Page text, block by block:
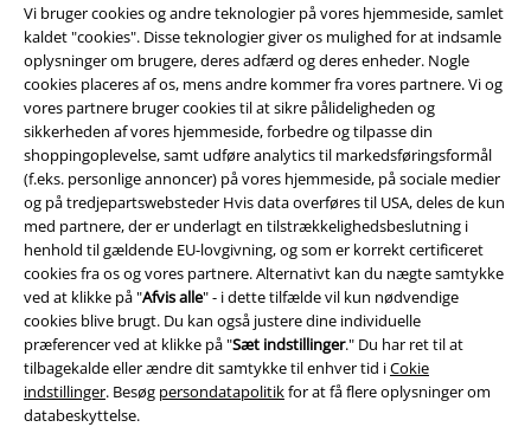
Vi bruger cookies og andre teknologier på vores hjemmeside, samlet
kaldet "cookies". Disse teknologier giver os mulighed for at indsamle
oplysninger om brugere, deres adfærd og deres enheder. Nogle
cookies placeres af os, mens andre kommer fra vores partnere. Vi og
vores partnere bruger cookies til at sikre pålideligheden og
sikkerheden af ​​vores hjemmeside, forbedre og tilpasse din
shoppingoplevelse, samt udføre analytics til markedsføringsformål
(f.eks. personlige annoncer) på vores hjemmeside, på sociale medier
og på tredjepartswebsteder Hvis data overføres til USA, deles de kun
med partnere, der er underlagt en tilstrækkelighedsbeslutning i
henhold til gældende EU-lovgivning, og som er korrekt certificeret
cookies fra os og vores partnere. Alternativt kan du nægte samtykke
ved at klikke på "Afvis alle" - i dette tilfælde vil kun nødvendige
cookies blive brugt. Du kan også justere dine individuelle
præferencer ved at klikke på "Sæt indstillinger." Du har ret til at
tilbagekalde eller ændre dit samtykke til enhver tid iCokie
indstillinger. Besøg persondatapolitikfor at få flere oplysninger om
databeskyttelse.
Juridisk
Salgs-, medlems- & leveringsbetingelser
Om EMP Danmark
Persondatapolitik
Bortskaffelse af affald og miljøbeskyttelse
Overensstemmelseserklæring
Oplysninger om tilgængelighed